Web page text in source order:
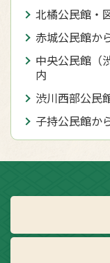
北橘公民館・
赤城公民館か
中央公民館（
内
渋川西部公民
子持公民館か